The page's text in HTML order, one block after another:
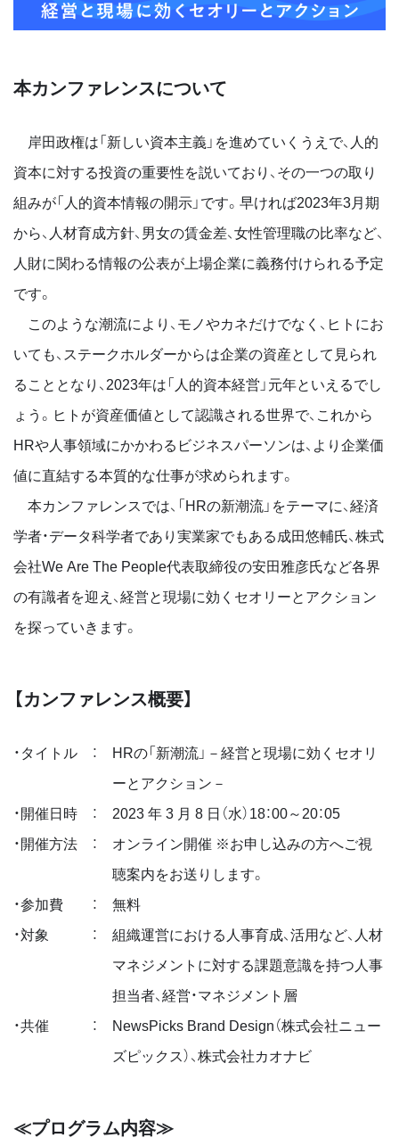
本カンファレンスについて
岸田政権は「新しい資本主義」を進めていくうえで、人的
資本に対する投資の重要性を説いており、その一つの取り
組みが「人的資本情報の開示」です。早ければ2023年3月期
から、人材育成方針、男女の賃金差、女性管理職の比率など、
人財に関わる情報の公表が上場企業に義務付けられる予定
です。
このような潮流により、モノやカネだけでなく、ヒトにお
いても、ステークホルダーからは企業の資産として見られ
ることとなり、2023年は「人的資本経営」元年といえるでし
ょう。ヒトが資産価値として認識される世界で、これから
HRや人事領域にかかわるビジネスパーソンは、より企業価
値に直結する本質的な仕事が求められます。
本カンファレンスでは、「HRの新潮流」をテーマに、経済
学者・データ科学者であり実業家でもある成田悠輔氏、株式
会社We Are The People代表取締役の安田雅彦氏など各界
の有識者を迎え、経営と現場に効くセオリーとアクション
を探っていきます。
【カンファレンス概要】
・タイトル ： HRの「新潮流」－経営と現場に効くセオリ
ーとアクション－
・開催日時 ： 2023 年 3 月 8 日（水）18：00～20：05
・開催方法 ： オンライン開催 ※お申し込みの方へご視
聴案内をお送りします。
・参加費
： 無料
・対象
： 組織運営における人事育成、活用など、人材
マネジメントに対する課題意識を持つ人事
担当者、経営・マネジメント層
・共催
： NewsPicks Brand Design（株式会社ニュー
ズピックス）、株式会社カオナビ
≪プログラム内容≫